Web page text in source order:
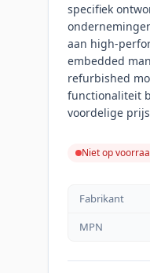
specifiek
aan high-
embedded
refurbished
functionaliteit
voordelige
Niet op
Fabrikant
MPN